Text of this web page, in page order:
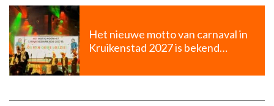
Het nieuwe motto van carnaval in
Kruikenstad 2027 is bekend…